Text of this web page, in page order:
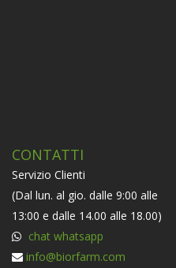
CONTATTI
Servizio Clienti
(Dal lun. al gio. dalle 9:00 alle
13:00 e dalle 14.00 alle 18.00)
chat whatsapp
info@biorfarm.com